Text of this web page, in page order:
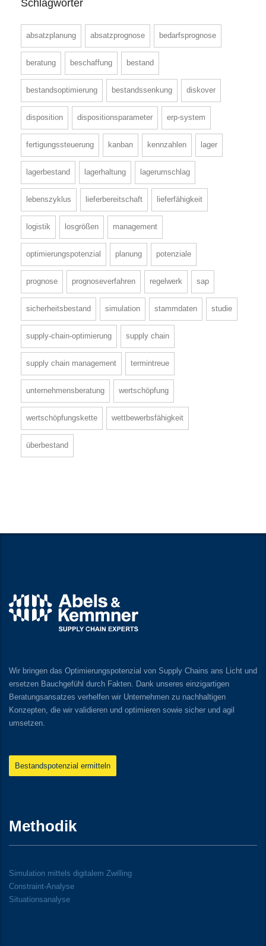
Schlagwörter
absatzplanung absatzprognose bedarfsprognose
beratung beschaffung bestand
bestandsoptimierung bestandssenkung diskover
disposition dispositionsparameter erp-system
fertigungssteuerung kanban kennzahlen lager
lagerbestand lagerhaltung lagerumschlag
lebenszyklus lieferbereitschaft lieferfähigkeit
logistik losgrößen management
optimierungspotenzial planung potenziale
prognose prognoseverfahren regelwerk sap
sicherheitsbestand simulation stammdaten studie
supply-chain-optimierung supply chain
supply chain management termintreue
unternehmensberatung wertschöpfung
wertschöpfungskette wettbewerbsfähigkeit
überbestand
Wir bringen das Optimierungspotenzial von Supply Chains ans Licht und
ersetzen Bauchgefühl durch Fakten. Dank unseres einzigartigen
Beratungsansatzes verhelfen wir Unternehmen zu nachhaltigen
Konzepten, die wir validieren und optimieren sowie sicher und agil
umsetzen.
Bestandspotenzial ermitteln
Methodik
Simulation mittels digitalem Zwilling
Constraint-Analyse
Situationsanalyse